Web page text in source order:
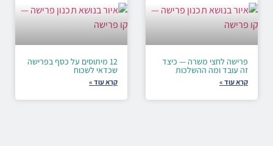
פרישה לחצי משרה — כיצד
זה עובד ומה ההשלכות
קרא עוד »
12 מיתוסים על כסף בפרישה
שכדאי לשכוח
קרא עוד »